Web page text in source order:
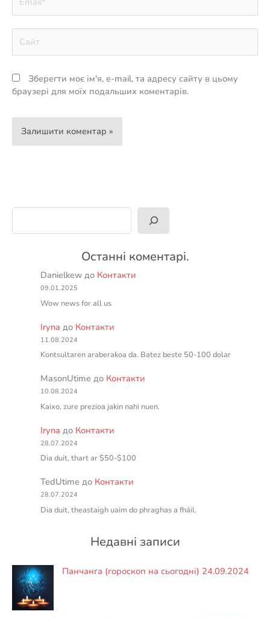
Зберегти моє ім'я, e-mail, та адресу сайту в цьому
браузері для моїх подальших коментарів.
Останні коментарі.
Danielkew до Контакти
09.01.2025
Wow news for all us
Iryna до Контакти
11.08.2024
Kontsultaren araberakoa da. Batez beste 50-100 dolar
MasonUtime до Контакти
10.08.2024
Kaixo, zure prezioa jakin nahi nuen.
Iryna до Контакти
28.07.2024
Dia duit, thart ar $50-$100
TedUtime до Контакти
28.07.2024
Dia duit, theastaigh uaim do phraghas a fháil.
Недавні записи
Панчанга (гороскоп на сьогодні) 24.09.2024